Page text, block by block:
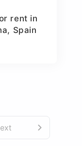
rent in
Spain